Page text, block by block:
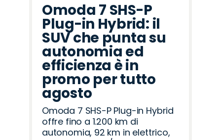
Omoda 7 SHS-P
Plug-in Hybrid: il
SUV che punta su
autonomia ed
efficienza è in
promo per tutto
agosto
Omoda 7 SHS-P Plug-in Hybrid
offre fino a 1.200 km di
autonomia, 92 km in elettrico,